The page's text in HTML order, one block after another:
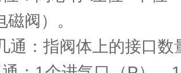
阀）。
通：指阀体上的接口数